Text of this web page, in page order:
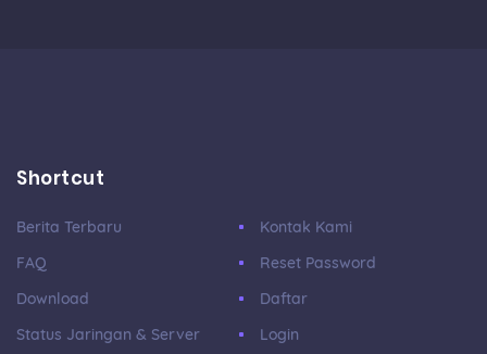
Shortcut
Berita Terbaru
FAQ
Download
Status Jaringan & Server
Kontak Kami
Reset Password
Daftar
Login